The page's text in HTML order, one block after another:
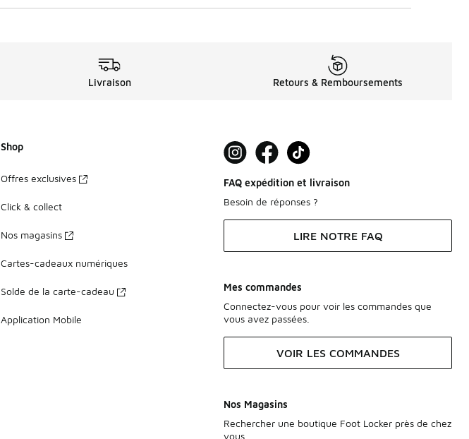
Livraison Retours & Remboursements
Shop
Offres exclusives
Click & collect
Nos magasins
Cartes-cadeaux numériques
Solde de la carte-cadeau
Application Mobile
FAQ expédition et livraison
Besoin de réponses ?
LIRE NOTRE FAQ
Mes commandes
Connectez-vous pour voir les commandes que
vous avez passées.
VOIR LES COMMANDES
Nos Magasins
Rechercher une boutique Foot Locker près de chez
vous.